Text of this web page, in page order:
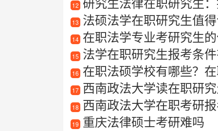
12
13 法硕法学在职研究生值
14 在职法学专业考研究生
15 法学在职研究生报考条
16 在职法硕学校有哪些？
17 西南政法大学读在职研
18 西南政法大学在职考研
19 重庆法律硕士考研难吗